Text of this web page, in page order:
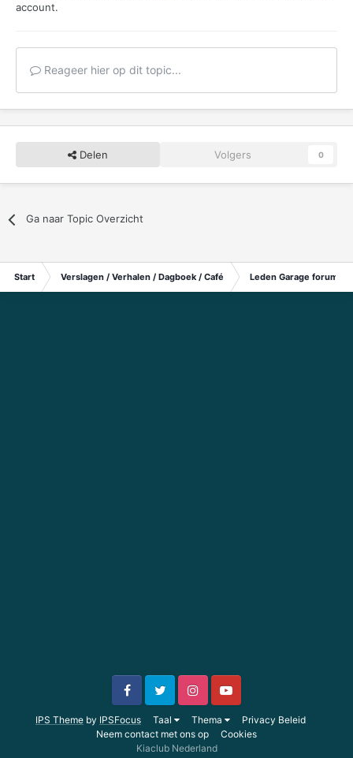
account.
Reageer hier op dit topic...
Delen Volgers 0
Ga naar Topic Overzicht
Start Verslagen / Verhalen / Dagboek / Café Leden Garage forum
IPS Theme by IPSFocus Taal Thema
Privacy Beleid
Neem contact met ons op
Cookies
Kiaclub Nederland